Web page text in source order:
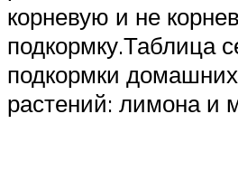
корневую и не
подкормку.Таблица
подкормки
растений: лимона и